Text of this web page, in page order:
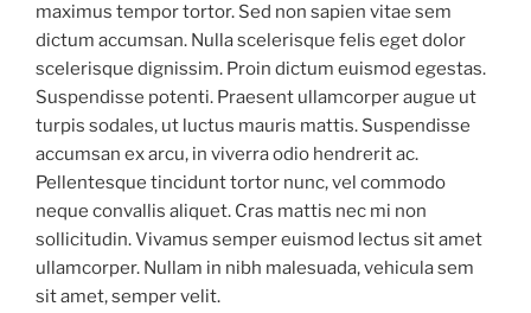
maximus tempor tortor. Sed non sapien vitae sem
dictum accumsan. Nulla scelerisque felis eget dolor
scelerisque dignissim. Proin dictum euismod egestas.
Suspendisse potenti. Praesent ullamcorper augue ut
turpis sodales, ut luctus mauris mattis. Suspendisse
accumsan ex arcu, in viverra odio hendrerit ac.
Pellentesque tincidunt tortor nunc, vel commodo
neque convallis aliquet. Cras mattis nec mi non
sollicitudin. Vivamus semper euismod lectus sit amet
ullamcorper. Nullam in nibh malesuada, vehicula sem
sit amet, semper velit.